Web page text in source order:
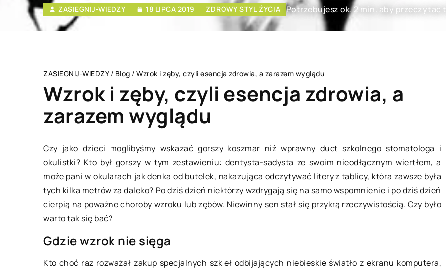
ZASIEGNIJ-WIEDZY 18 LIPCA 2019 ZDROWY STYL ŻYCIA Potrzebujesz ok. 2 min. aby przeczytać
ZASIEGNIJ-WIEDZY / Blog / Wzrok i zęby, czyli esencja zdrowia, a zarazem wyglądu
Wzrok i zęby, czyli esencja zdrowia, a
zarazem wyglądu
Czy jako dzieci moglibyśmy wskazać gorszy koszmar niż wprawny duet szkolnego stomatologa i
okulistki? Kto był gorszy w tym zestawieniu: dentysta-sadysta ze swoim nieodłącznym wiertłem, a
może pani w okularach jak denka od butelek, nakazująca odczytywać litery z tablicy, która zawsze była
tych kilka metrów za daleko? Po dziś dzień niektórzy wzdrygają się na samo wspomnienie i po dziś dzień
cierpią na poważne choroby wzroku lub zębów. Niewinny sen stał się przykrą rzeczywistością. Czy było
warto tak się bać?
Gdzie wzrok nie sięga
Kto choć raz rozważał zakup specjalnych szkieł odbijających niebieskie światło z ekranu komputera,